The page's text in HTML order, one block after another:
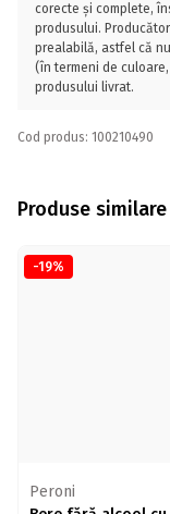
corecte și complete,
produsului.
prealabilă, astfel că
(în termeni de
produsului livrat.
Cod produs: 100210490
Produse similare
-19%
Peroni